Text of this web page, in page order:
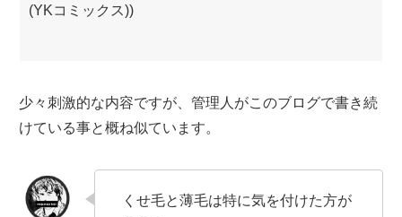
(YKコミックス))
少々刺激的な内容ですが、管理人がこのブログで書き続
けている事と概ね似ています。
くせ毛と薄毛は特に気を付けた方が